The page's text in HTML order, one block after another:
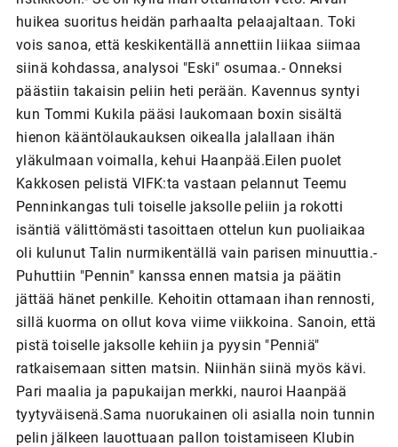
huikea suoritus heidän parhaalta pelaajaltaan. Toki
vois sanoa, että keskikentällä annettiin liikaa siimaa
siinä kohdassa, analysoi "Eski" osumaa.- Onneksi
päästiin takaisin peliin heti perään. Kavennus syntyi
kun Tommi Kukila pääsi laukomaan boxin sisältä
hienon kääntölaukauksen oikealla jalallaan ihän
yläkulmaan voimalla, kehui Haanpää.Eilen puolet
Kakkosen pelistä VIFK:ta vastaan pelannut Teemu
Penninkangas tuli toiselle jaksolle peliin ja rokotti
isäntiä välittömästi tasoittaen ottelun kun puoliaikaa
oli kulunut Talin nurmikentällä vain parisen minuuttia.-
Puhuttiin "Pennin" kanssa ennen matsia ja päätin
jättää hänet penkille. Kehoitin ottamaan ihan rennosti,
sillä kuorma on ollut kova viime viikkoina. Sanoin, että
pistä toiselle jaksolle kehiin ja pyysin "Penniä"
ratkaisemaan sitten matsin. Niinhän siinä myös kävi.
Pari maalia ja papukaijan merkki, nauroi Haanpää
tyytyväisenä.Sama nuorukainen oli asialla noin tunnin
pelin jälkeen lauottuaan pallon toistamiseen Klubin